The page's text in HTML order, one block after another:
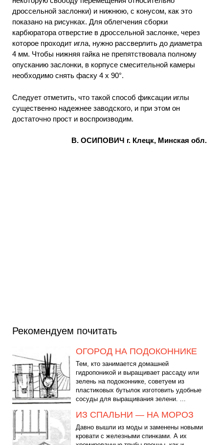
дроссельной заслонки) и нижнюю, с конусом, как это
показано на рисунках. Для облегчения сборки
карбюратора отверстие в дроссельной заслонке, через
которое проходит игла, нужно рассверлить до диаметра
4 мм. Чтобы нижняя гайка не препятствовала полному
опусканию заслонки, в корпусе смесительной камеры
необходимо снять фаску 4 х 90°.
Следует отметить, что такой способ фиксации иглы
существенно надежнее заводского, и при этом он
достаточно прост и воспроизводим.
В. ОСИПОВИЧ г. Клецк, Минская обл.
Рекомендуем почитать
ОГОРОД НА ПОДОКОННИКЕ
Тем, кто занимается домашней
гидропоникой и выращивает рассаду или
зелень на подоконнике, советуем из
пластиковых бутылок изготовить удобные
сосуды для выращивания зелени. ...
ИЗ СПАЛЬНИ — НА МОРОЗ
Давно вышли из моды и заменены новыми
кровати с железными спинками. А их